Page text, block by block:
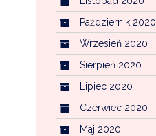
Październik 2020
Wrzesień 2020
Sierpień 2020
Lipiec 2020
Czerwiec 2020
Maj 2020